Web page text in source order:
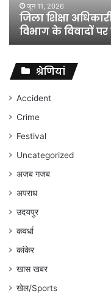
शिक्षा
विभाग
विवादों
संघर्ष
जारी
रहेगा
अंकित
गौरहा
जून 11, 2026
जिला शिक्षा
विभाग के विवादों पर
श्रेणियां
Accident
Crime
Festival
Uncategorized
अजब गजब
अपराध
उदयपुर
कवर्धा
कांकेर
खास खबर
खेल/Sports